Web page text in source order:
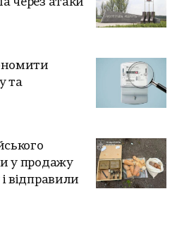
та
у продажу
відправили